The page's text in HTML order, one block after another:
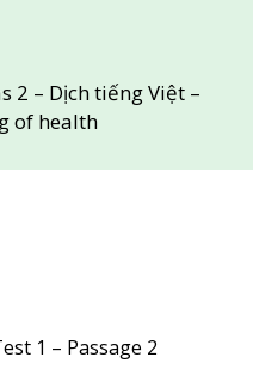
2 – Dịch tiếng Việt –
of health
1 – Passage 2